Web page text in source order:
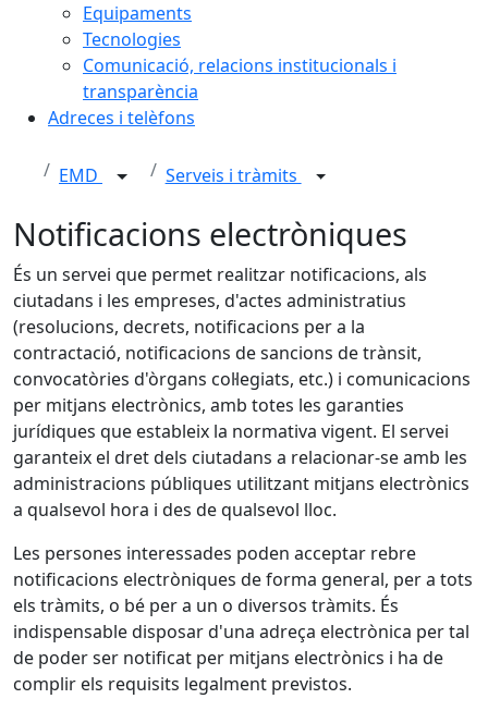
Equipaments
Tecnologies
Comunicació, relacions institucionals i
transparència
Adreces i telèfons
EMD Serveis i tràmits
Notificacions electròniques
És un servei que permet realitzar notificacions, als
ciutadans i les empreses, d'actes administratius
(resolucions, decrets, notificacions per a la
contractació, notificacions de sancions de trànsit,
convocatòries d'òrgans col·legiats, etc.) i comunicacions
per mitjans electrònics, amb totes les garanties
jurídiques que estableix la normativa vigent. El servei
garanteix el dret dels ciutadans a relacionar-se amb les
administracions públiques utilitzant mitjans electrònics
a qualsevol hora i des de qualsevol lloc.
Les persones interessades poden acceptar rebre
notificacions electròniques de forma general, per a tots
els tràmits, o bé per a un o diversos tràmits. És
indispensable disposar d'una adreça electrònica per tal
de poder ser notificat per mitjans electrònics i ha de
complir els requisits legalment previstos.